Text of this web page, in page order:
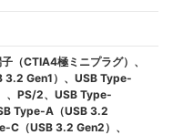
（CTIA4極ミニプラグ）、
3.2 Gen1）、USB Type-
、PS/2、USB Type-
Type-A（USB 3.2
C（USB 3.2 Gen2）、